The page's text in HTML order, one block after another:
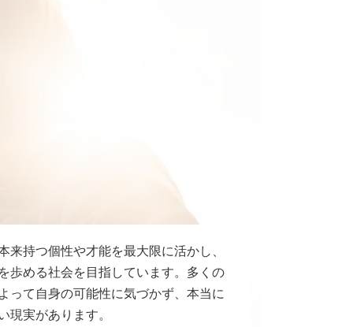
来持つ個性や才能を最大限に活かし、
歩める社会を目指しています。多くの
って自身の可能性に気づかず、本当に
現実があります。